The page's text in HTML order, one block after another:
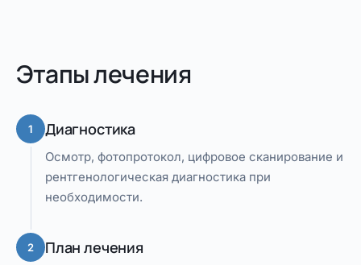
Этапы лечения
1 Диагностика
Осмотр, фотопротокол, цифровое сканирование и
рентгенологическая диагностика при
необходимости.
2 План лечения